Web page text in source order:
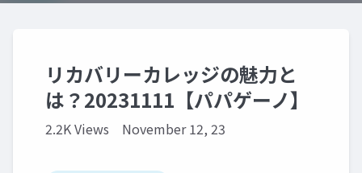
リカバリーカレッジの魅力と
は？20231111【パパゲーノ】
2.2K Views November 12, 23